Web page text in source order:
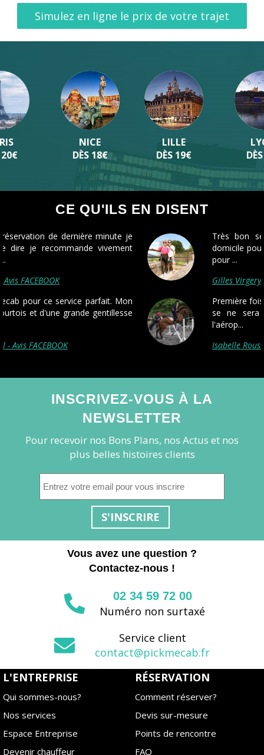
Simulez en ligne le prix de votre trajet
DÈS 19€
CE QU'ILS EN DISENT
Très bon service, parfaitement à l'heure à
domicile pour aller à Roissy et le retour pareil
Gilles Virgery - Avis FACEBOOK
Première fois que je fais appel à pickmecab, et
se ne sera pas la dernière! Ponctualité à
Isabelle Rousselle-Barbier - Avis FACEBOOK
INSCRIVEZ-VOUS À LA
NEWSLETTER
Pour recevoir nos Bons Plans, nos Actus et nos
plus belles histoires clients
S'INSCRIRE
Vous avez une question ?
Contactez-nous !
02 34 59 72 00
Numéro non surtaxé
Service client
contact@pickmecab.fr
L'ENTREPRISE
Qui sommes-nous?
Nos services
Espace Entreprise
Devenir chauffeur
RÉSERVATION
Comment réserver?
Devis sur-mesure
Points de rencontre
FAQ